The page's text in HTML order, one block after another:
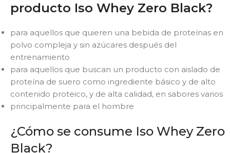
producto Iso Whey Zero Black?
para aquellos que quieren una bebida de proteínas en
polvo compleja y sin azúcares después del
entrenamiento
para aquellos que buscan un producto con aislado de
proteína de suero como ingrediente básico y de alto
contenido proteico, y de alta calidad, en sabores varios
principalmente para el hombre
¿Cómo se consume Iso Whey Zero
Black?